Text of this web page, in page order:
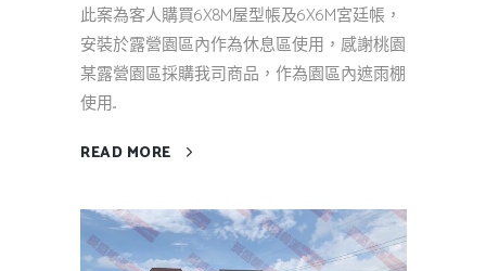
此案為客人購買6X8M屋型帳及6X6M宮廷帳，
安裝於露營園區內作為休息區使用，感謝桃園
某露營園區採購我司商品，作為園區內遮雨棚
使用...
READ MORE